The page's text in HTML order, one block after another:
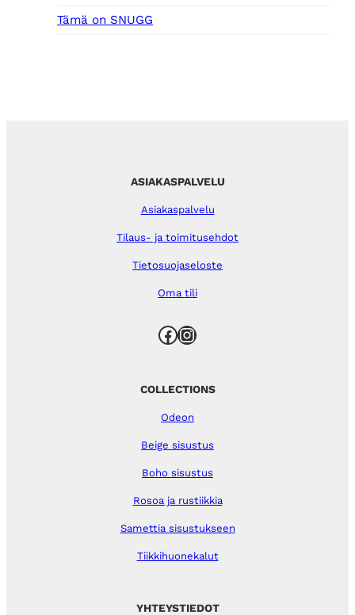
Tämä on SNUGG
ASIAKASPALVELU
Asiakaspalvelu
Tilaus- ja toimitusehdot
Tietosuojaseloste
Oma tili
Facebook Instagram
YHTEYSTIEDOT
COLLECTIONS
Odeon
Beige sisustus
Boho sisustus
Rosoa ja rustiikkia
Samettia sisustukseen
Tiikkihuonekalut